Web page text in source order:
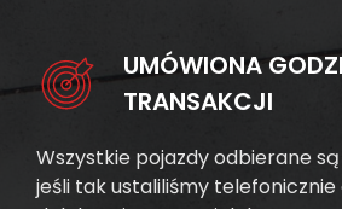
UMÓWIONA
TRANSAKCJI
Wszystkie pojazdy odbierane
jeśli tak ustaliliśmy